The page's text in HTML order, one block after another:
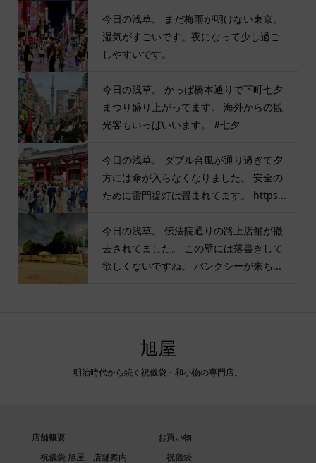
今日の浅草。 まだ梅雨が明けない東京。
湿気がすごいです。夜になって少し過ご
しやすいです。
今日の浅草。 かっぱ橋本通りで下町七夕
まつり盛り上がってます。 海外からの観
光客もいっぱいいます。 #七夕
今日の浅草。 ダブル台風が通り過ぎて夕
方には傘が入らなくなりました。 安全の
ために雷門提灯は畳まれてます。 https...
今日の浅草。 伝法院通りの路上店舗が撤
去されてました。 この壁には落書きして
欲しくないですね。 バンクシーが来ち...
旭屋
明治時代から続く祝儀袋・和小物の専門店。
店舗概要
祝儀袋 旭屋 店舗案内
お買い物
祝儀袋